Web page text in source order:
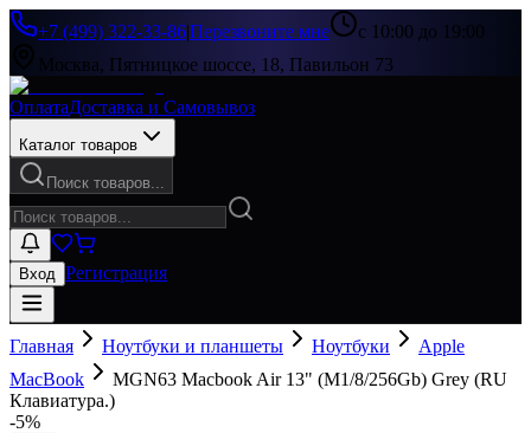
+7 (499) 322-33-86|Перезвоните мне
с 10:00 до 19:00
Москва, Пятницкое шоссе, 18, Павильон 73
ОплатаДоставка и Самовывоз
Каталог товаров
Поиск товаров...
Вход Регистрация
Главная Ноутбуки и планшеты Ноутбуки
Apple
MacBook
MGN63 Macbook Air 13" (M1/8/256Gb) Grey (RU
Клавиатура.)
-5%